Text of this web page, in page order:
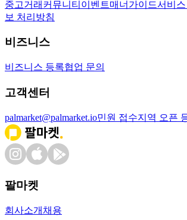
중고거래 커뮤니티 이벤트매너가이드서비
보 처리방침
비즈니스
비즈니스 등록협업 문의
고객센터
palmarket@palmarket.io민원 접수지역 오픈
팔마켓
회사소개 채용